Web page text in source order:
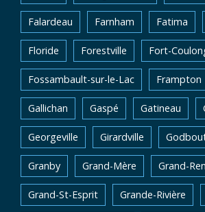
Falardeau Farnham Fatima
Floride Forestville Fort-
Fossambault-sur-le-Lac Frampton
Gallichan Gaspé Gatineau
Georgeville Girardville
Granby Grand-Mère Grand-
Grand-St-Esprit Grande-Rivière